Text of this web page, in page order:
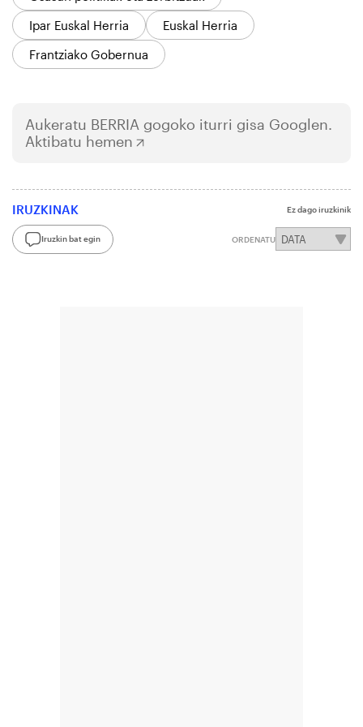
Ipar Euskal Herria
Euskal Herria
Frantziako Gobernua
Aukeratu BERRIA gogoko iturri gisa Googlen.
Aktibatu hemen
IRUZKINAK Ez dago iruzkinik
Iruzkin bat egin ORDENATU